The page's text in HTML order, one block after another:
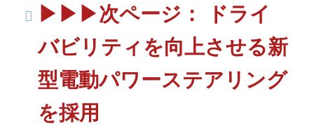
▶︎▶︎▶︎次ページ： ドライ
バビリティを向上させる新
型電動パワーステアリング
を採用